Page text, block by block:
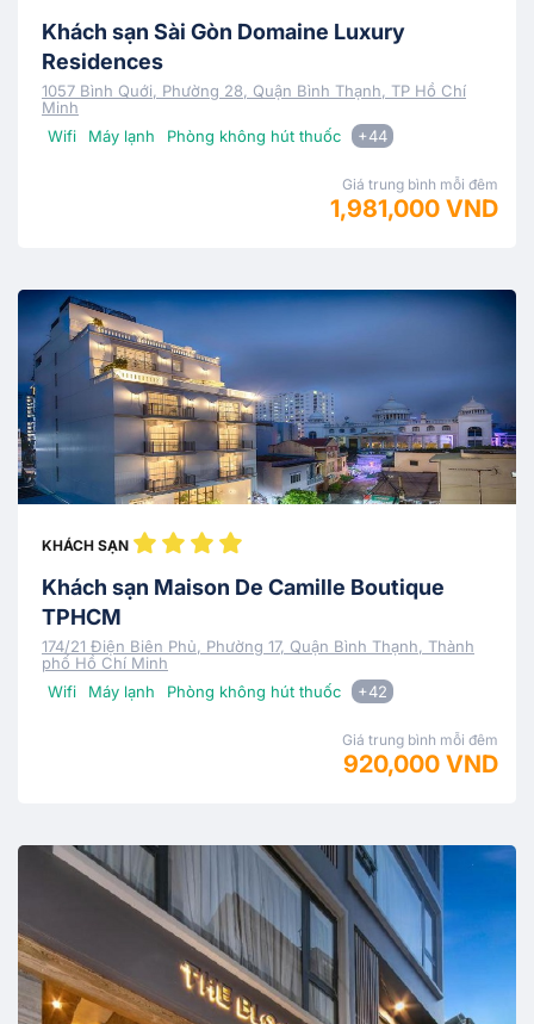
Khách sạn Sài Gòn Domaine Luxury
Residences
1057 Bình Quới, Phường 28, Quận Bình Thạnh, TP Hồ Chí
Minh
Wifi
Máy lạnh Phòng không hút thuốc +44
Giá trung bình mỗi đêm
1,981,000 VND
KHÁCH SẠN
Khách sạn Maison De Camille Boutique
TPHCM
174/21 Điện Biên Phủ, Phường 17, Quận Bình Thạnh, Thành
phố Hồ Chí Minh
Wifi
Máy lạnh Phòng không hút thuốc +42
Giá trung bình mỗi đêm
920,000 VND